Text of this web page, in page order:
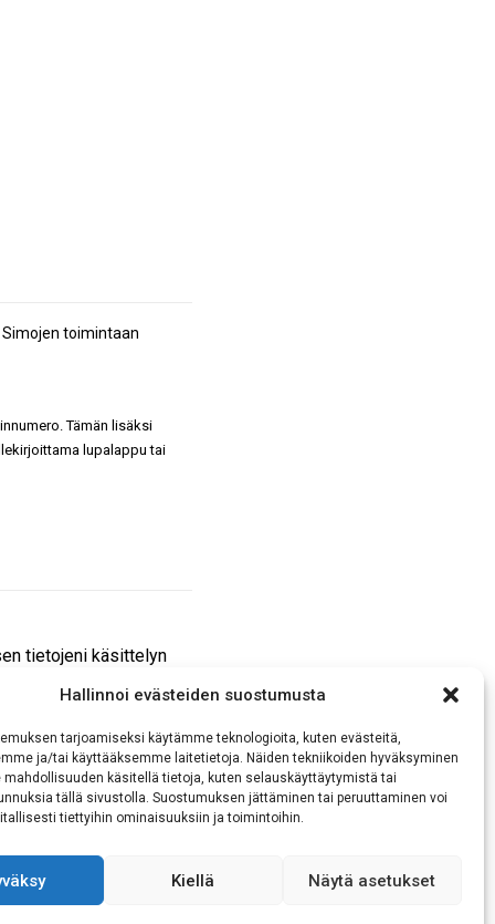
Hallinnoi evästeiden suostumusta
tarjoamiseksi käytämme teknologioita, kuten evästeitä,
ja/tai käyttääksemme laitetietoja. Näiden tekniikoiden hyväksyminen
mahdollisuuden käsitellä tietoja, kuten selauskäyttäytymistä tai
tällä sivustolla. Suostumuksen jättäminen tai peruuttaminen voi
tiettyihin ominaisuuksiin ja toimintoihin.
Kiellä Näytä asetukset
toimintaan
Tämän lisäksi
lupalappu tai
tietojeni käsittelyn